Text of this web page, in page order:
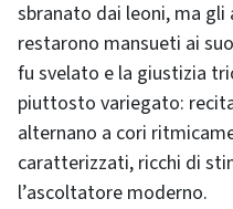
sbranato dai leoni, ma gli
restarono mansueti ai
fu svelato e la giustizia
piuttosto variegato:
alternano a cori
caratterizzati, ricchi di
l’ascoltatore moderno.